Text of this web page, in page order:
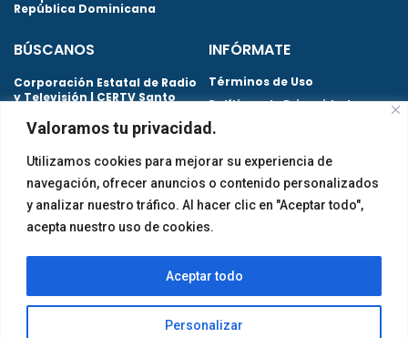
Valoramos tu privacidad.
Utilizamos cookies para mejorar su experiencia de
navegación, ofrecer anuncios o contenido personalizados
y analizar nuestro tráfico. Al hacer clic en "Aceptar todo",
acepta nuestro uso de cookies.
Personalizar
Aceptar todo
República Dominicana
BÚSCANOS
Corporación Estatal de Radio
y Televisión | CERTV Santo
Dominicana
INFÓRMATE
Términos de Uso
Políticas de Privacidad
Certificaciones obtenidas
© CERTV 2026 Todos los derechos reservados